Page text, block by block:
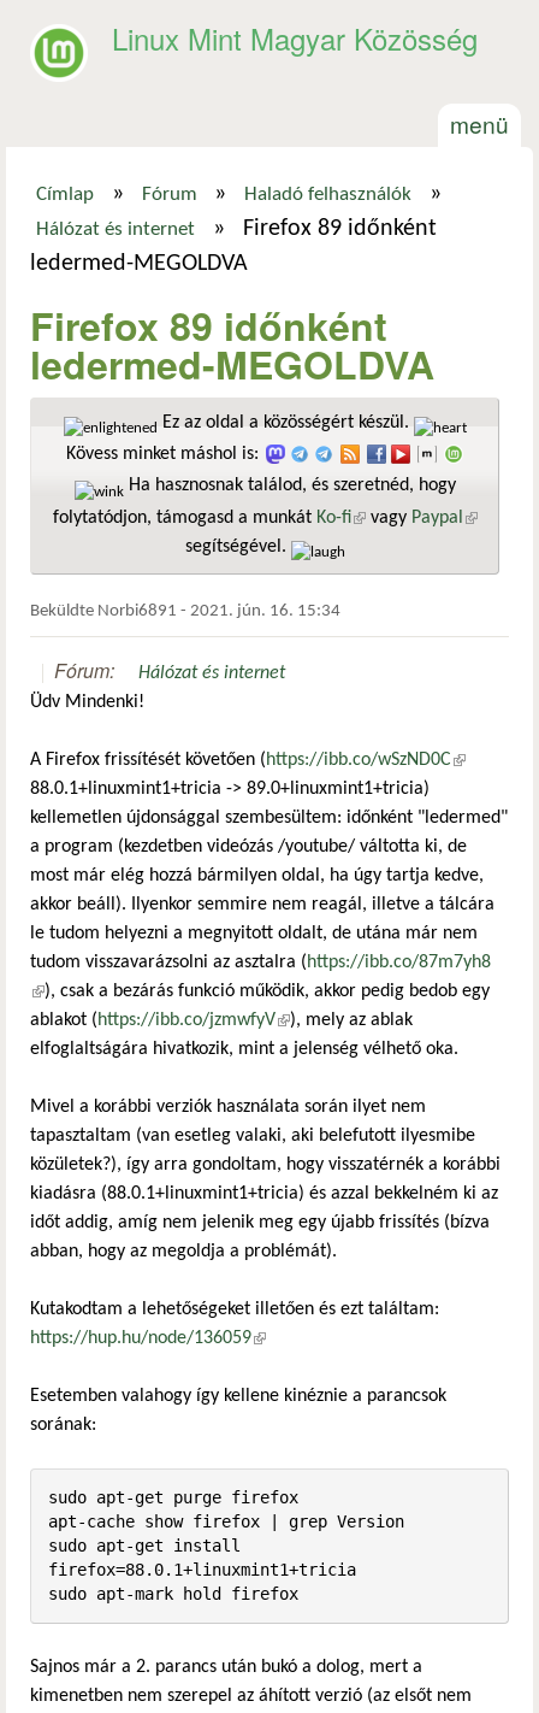
Linux Mint Magyar Közösség
menü
Jelenlegi hely
Címlap » Fórum » Haladó felhasználók »
Hálózat és internet »
Firefox 89 időnként
ledermed-MEGOLDVA
Firefox 89 időnként
ledermed-MEGOLDVA
Ez az oldal a közösségért készül.
Kövess minket máshol is:
Ha hasznosnak találod, és szeretnéd, hogy
folytatódjon, támogasd a munkát Ko-fi(külső hivatkozás)
vagy Paypal
segítségével.
Beküldte Norbi6891 - 2021. jún. 16. 15:34
Fórum:
Hálózat és internet
Üdv Mindenki!
A Firefox frissítését követően (https://ibb.co/wSzND0C(külső
88.0.1+linuxmint1+tricia -> 89.0+linuxmint1+tricia)
kellemetlen újdonsággal szembesültem: időnként "ledermed"
a program (kezdetben videózás /youtube/ váltotta ki, de
most már elég hozzá bármilyen oldal, ha úgy tartja kedve,
akkor beáll). Ilyenkor semmire nem reagál, illetve a tálcára
le tudom helyezni a megnyitott oldalt, de utána már nem
tudom visszavarázsolni az asztalra (https://ibb.co/87m7yh8
(külső hivatkozás)
), csak a bezárás funkció működik, akkor pedig bedob egy
ablakot (https://ibb.co/jzmwfyV(külső hivatkozás)
), mely az ablak
elfoglaltságára hivatkozik, mint a jelenség vélhető oka.
Mivel a korábbi verziók használata során ilyet nem
tapasztaltam (van esetleg valaki, aki belefutott ilyesmibe
közületek?), így arra gondoltam, hogy visszatérnék a korábbi
kiadásra (88.0.1+linuxmint1+tricia) és azzal bekkelném ki az
időt addig, amíg nem jelenik meg egy újabb frissítés (bízva
abban, hogy az megoldja a problémát).
Kutakodtam a lehetőségeket illetően és ezt találtam:
https://hup.hu/node/136059(külső hivatkozás)
Esetemben valahogy így kellene kinéznie a parancsok
sorának:
sudo apt-get purge firefox
apt-cache show firefox | grep Version
sudo apt-get install
firefox=88.0.1+linuxmint1+tricia
sudo apt-mark hold firefox
Sajnos már a 2. parancs után bukó a dolog, mert a
kimenetben nem szerepel az áhított verzió (az elsőt nem